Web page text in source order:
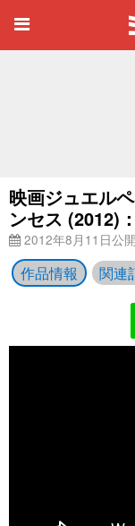
映画ジュエル
ンセス (2012)
2012年8月11日公開
作品情報 関連